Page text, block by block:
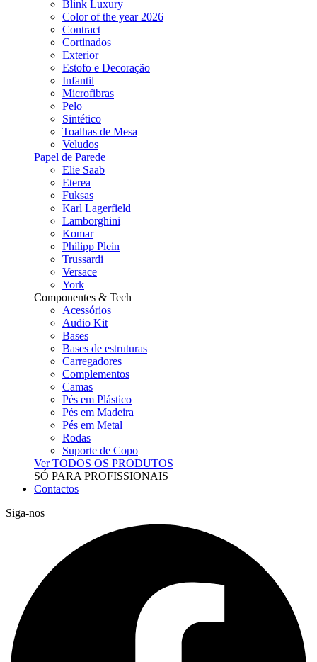
Blink Luxury
Color of the year 2026
Contract
Cortinados
Exterior
Estofo e Decoração
Infantil
Microfibras
Pelo
Sintético
Toalhas de Mesa
Veludos
Papel de Parede
Elie Saab
Eterea
Fuksas
Karl Lagerfield
Lamborghini
Komar
Philipp Plein
Trussardi
Versace
York
Componentes & Tech
Acessórios
Audio Kit
Bases
Bases de estruturas
Carregadores
Complementos
Camas
Pés em Plástico
Pés em Madeira
Pés em Metal
Rodas
Suporte de Copo
Ver TODOS OS PRODUTOS
SÓ PARA PROFISSIONAIS
Contactos
Siga-nos